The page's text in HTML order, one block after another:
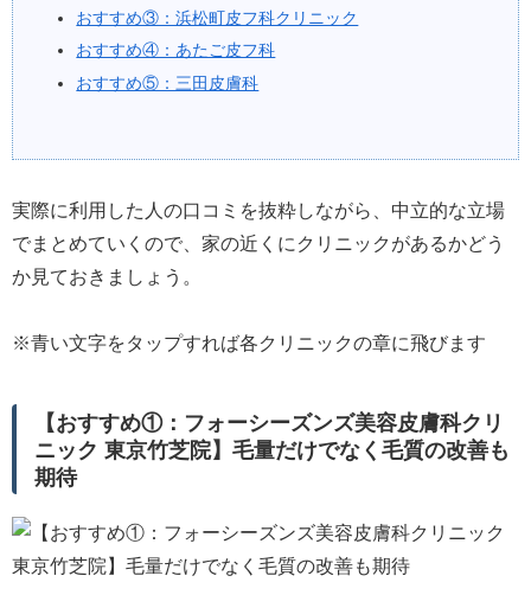
おすすめ③：浜松町皮フ科クリニック
おすすめ④：あたご皮フ科
おすすめ⑤：三田皮膚科
実際に利用した人の口コミを抜粋しながら、中立的な立場
でまとめていくので、家の近くにクリニックがあるかどう
か見ておきましょう。
※青い文字をタップすれば各クリニックの章に飛びます
【おすすめ①：フォーシーズンズ美容皮膚科クリ
ニック 東京竹芝院】毛量だけでなく毛質の改善も
期待